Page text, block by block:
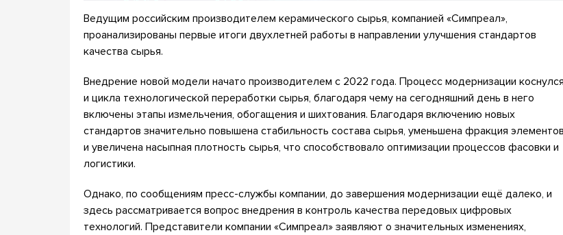
Ведущим российским производителем керамического сырья, компанией «Симпреал»,
проанализированы первые итоги двухлетней работы в направлении улучшения стандартов
качества сырья.
Внедрение новой модели начато производителем с 2022 года. Процесс модернизации коснулся
и цикла технологической переработки сырья, благодаря чему на сегодняшний день в него
включены этапы измельчения, обогащения и шихтования. Благодаря включению новых
стандартов значительно повышена стабильность состава сырья, уменьшена фракция элементов
и увеличена насыпная плотность сырья, что способствовало оптимизации процессов фасовки и
логистики.
Однако, по сообщениям пресс-службы компании, до завершения модернизации ещё далеко, и
здесь рассматривается вопрос внедрения в контроль качества передовых цифровых
технологий. Представители компании «Симпреал» заявляют о значительных изменениях,